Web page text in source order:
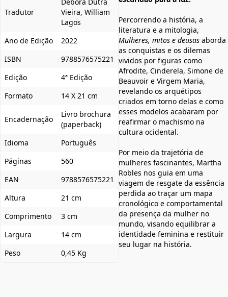
Tradutor
Vieira, William
Lagos
Ano de Edição
2022
ISBN
9788576575221
Edição
4ª Edição
Formato
14 X 21 cm
Encadernação
Livro brochura
(paperback)
Idioma
Português
Páginas
560
EAN
9788576575221
Altura
21 cm
Comprimento
3 cm
Largura
14 cm
Peso
0,45 Kg
Percorrendo a história, a
literatura e a mitologia,
Mulheres, mitos e deusas aborda
as conquistas e os dilemas
vividos por figuras como
Afrodite, Cinderela, Simone de
Beauvoir e Virgem Maria,
revelando os arquétipos
criados em torno delas e como
esses modelos acabaram por
reafirmar o machismo na
cultura ocidental.
Por meio da trajetória de
mulheres fascinantes, Martha
Robles nos guia em uma
viagem de resgate da essência
perdida ao traçar um mapa
cronológico e comportamental
da presença da mulher no
mundo, visando equilibrar a
identidade feminina e restituir
seu lugar na história.